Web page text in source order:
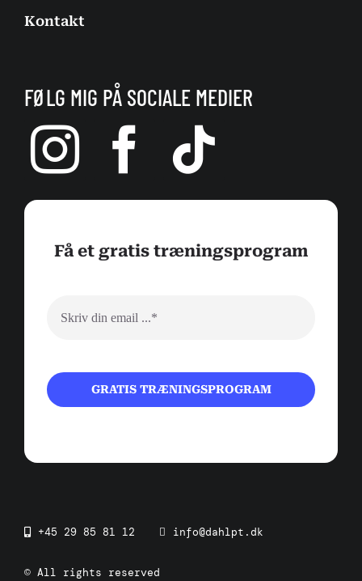
Kontakt
FØLG MIG PÅ SOCIALE MEDIER
Få et gratis træningsprogram
GRATIS TRÆNINGSPROGRAM
+45 29 85 81 12 info@dahlpt.dk
© All rights reserved